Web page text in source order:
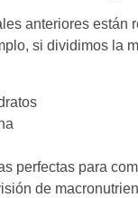
anteriores
si dividimos la
perfectas para
de